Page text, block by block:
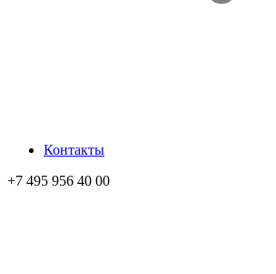
Контакты
+7 495 956 40 00